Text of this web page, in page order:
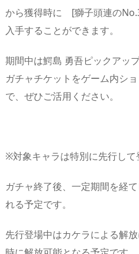
から獲得時に [獅子頭連の
入手することができます。
期間中は鰐島 勇吾ピックアッ
ガチャチケットをゲーム内シ
で、ぜひご活用ください。
※対象キャラは特別に先行して
ガチャ終了後、一定期間を経
れる予定です。
先行登場中はカケラによる解